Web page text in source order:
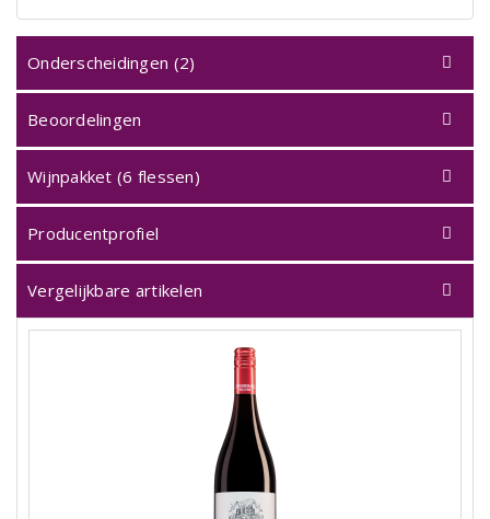
Onderscheidingen (2)
Beoordelingen
Wijnpakket (6 flessen)
Producentprofiel
Vergelijkbare artikelen